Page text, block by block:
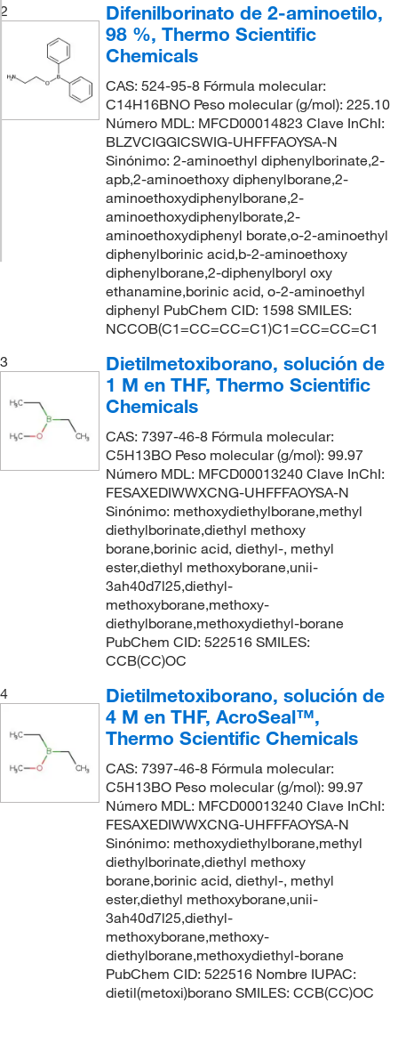
2
Difenilborinato de 2-aminoetilo,
98 %, Thermo Scientific
Chemicals
CAS: 524-95-8 Fórmula molecular:
C14H16BNO Peso molecular (g/mol): 225.10
Número MDL: MFCD00014823 Clave InChI:
BLZVCIGGICSWIG-UHFFFAOYSA-N
Sinónimo: 2-aminoethyl diphenylborinate,2-
apb,2-aminoethoxy diphenylborane,2-
aminoethoxydiphenylborane,2-
aminoethoxydiphenylborate,2-
aminoethoxydiphenyl borate,o-2-aminoethyl
diphenylborinic acid,b-2-aminoethoxy
diphenylborane,2-diphenylboryl oxy
ethanamine,borinic acid, o-2-aminoethyl
diphenyl PubChem CID: 1598 SMILES:
NCCOB(C1=CC=CC=C1)C1=CC=CC=C1
3
Dietilmetoxiborano, solución de
1 M en THF, Thermo Scientific
Chemicals
CAS: 7397-46-8 Fórmula molecular:
C5H13BO Peso molecular (g/mol): 99.97
Número MDL: MFCD00013240 Clave InChI:
FESAXEDIWWXCNG-UHFFFAOYSA-N
Sinónimo: methoxydiethylborane,methyl
diethylborinate,diethyl methoxy
borane,borinic acid, diethyl-, methyl
ester,diethyl methoxyborane,unii-
3ah40d7l25,diethyl-
methoxyborane,methoxy-
diethylborane,methoxydiethyl-borane
PubChem CID: 522516 SMILES:
CCB(CC)OC
4
Dietilmetoxiborano, solución de
4 M en THF, AcroSeal™,
Thermo Scientific Chemicals
CAS: 7397-46-8 Fórmula molecular:
C5H13BO Peso molecular (g/mol): 99.97
Número MDL: MFCD00013240 Clave InChI:
FESAXEDIWWXCNG-UHFFFAOYSA-N
Sinónimo: methoxydiethylborane,methyl
diethylborinate,diethyl methoxy
borane,borinic acid, diethyl-, methyl
ester,diethyl methoxyborane,unii-
3ah40d7l25,diethyl-
methoxyborane,methoxy-
diethylborane,methoxydiethyl-borane
PubChem CID: 522516 Nombre IUPAC:
dietil(metoxi)borano SMILES: CCB(CC)OC